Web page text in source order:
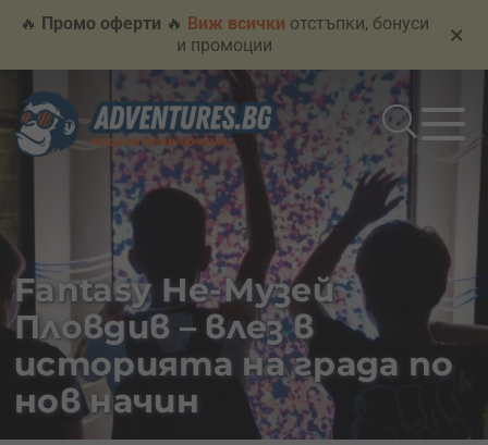
🔥 Промо оферти 🔥 Виж всички отстъпки, бонуси
и промоции
×
Fantasy Не-Музей
Пловдив – влез в
историята на града по
нов начин